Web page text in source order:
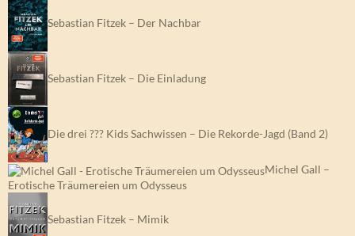
Sebastian Fitzek – Der Nachbar
Sebastian Fitzek – Die Einladung
Die drei ??? Kids Sachwissen – Die Rekorde-Jagd (Band 2)
Michel Gall –
Erotische Träumereien um Odysseus
Sebastian Fitzek – Mimik